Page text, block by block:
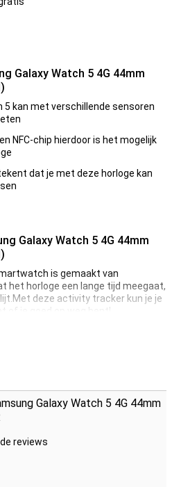
Galaxy Watch 5 4G 44mm
5 kan met verschillende sensoren
NFC-chip hierdoor is het mogelijk
dat je met deze horloge kan
Galaxy Watch 5 4G 44mm
is gemaakt van
het horloge een lange tijd meegaat,
deze activity tracker kun je je
of je goed op weg bent!
meegaat. In een slim horloge is
heeft een klok die vervaardigd
stevig en licht, en ook ziet het er
Galaxy Watch 5 4G 44mm Grijs
Zo blijf je altijd op de hoogte
Galaxy Watch 5 4G 44mm
reviews